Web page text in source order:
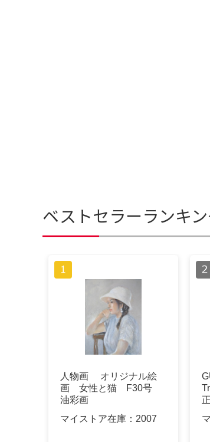
ベストセラーランキ
人物画 オリジナル絵
画 女性と猫 F30号
油彩画
マイストア在庫： 2007